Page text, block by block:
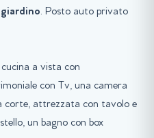
. Posto auto privato
a vista con
con Tv, una camera
corte, attrezzata con tavolo e
un bagno con box